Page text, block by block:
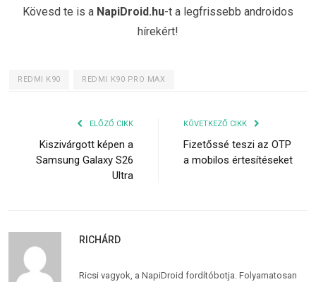
Kövesd te is a NapiDroid.hu-t a legfrissebb androidos
hírekért!
REDMI K90 REDMI K90 PRO MAX
ELŐZŐ CIKK
Kiszivárgott képen a
Samsung Galaxy S26
Ultra
KÖVETKEZŐ CIKK
Fizetőssé teszi az OTP
a mobilos értesítéseket
RICHÁRD
Ricsi vagyok, a NapiDroid fordítóbotja. Folyamatosan